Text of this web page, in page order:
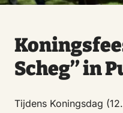
Scheg’’ in
Tijdens Koningsdag